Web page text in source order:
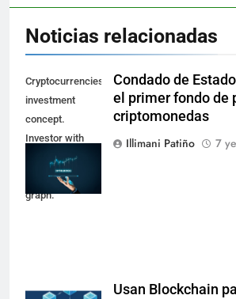
Noticias relacionadas
Cryptocurrencies
investment
concept.
Investor with
digital tablet and
virtual tradeview
graph.
Condado de
el primer fondo de
criptomonedas
Illimani Patiño
7
Usan Blockchain